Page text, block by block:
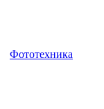
Фототехника